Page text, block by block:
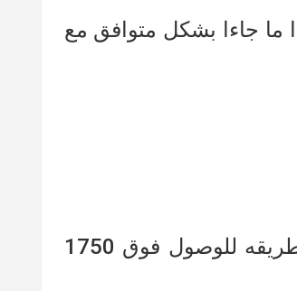
ما جاءا بشكل متوافق مع
بأن الذهب في طريقه للوصول فوق 1750